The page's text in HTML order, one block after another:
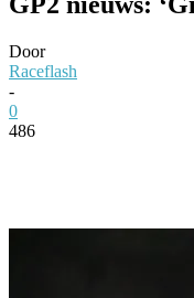
Door
Raceflash
-
0
486